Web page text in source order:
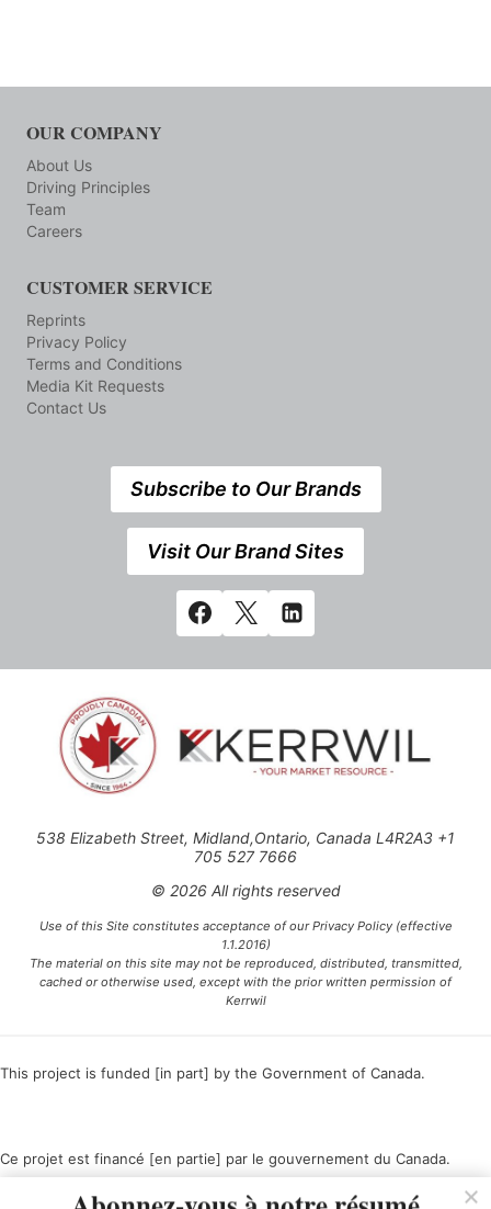
OUR COMPANY
About Us
Driving Principles
Team
Careers
CUSTOMER SERVICE
Reprints
Privacy Policy
Terms and Conditions
Media Kit Requests
Contact Us
Subscribe to Our Brands
Visit Our Brand Sites
538 Elizabeth Street, Midland,Ontario, Canada L4R2A3 +1
705 527 7666
© 2026 All rights reserved
Use of this Site constitutes acceptance of our Privacy Policy (effective
1.1.2016)
The material on this site may not be reproduced, distributed, transmitted,
cached or otherwise used, except with the prior written permission of
Kerrwil
This project is funded [in part] by the Government of Canada.
Ce projet est financé [en partie] par le gouvernement du Canada.